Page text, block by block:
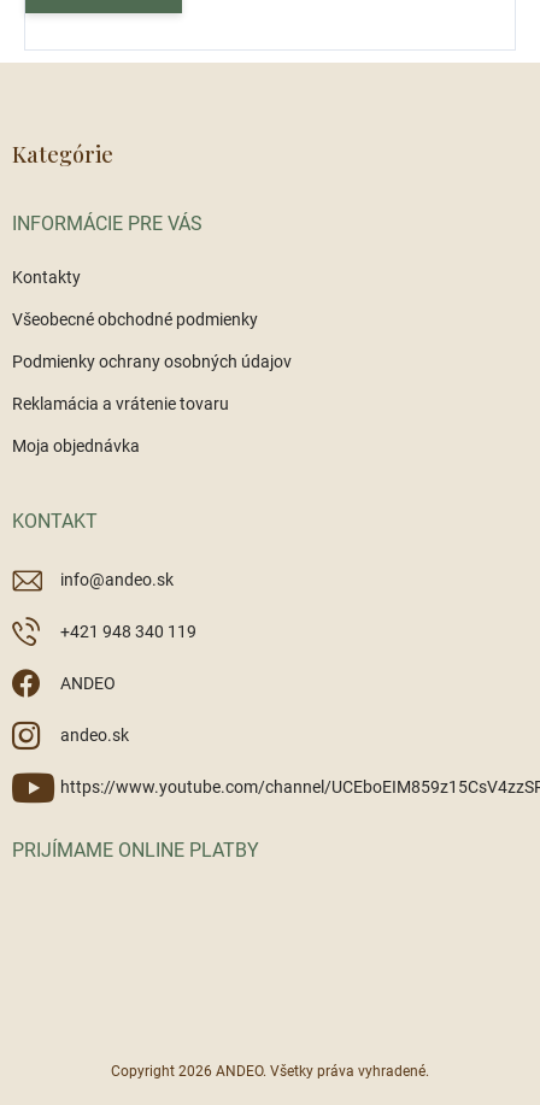
Kategórie
INFORMÁCIE PRE VÁS
Kontakty
Všeobecné obchodné podmienky
Podmienky ochrany osobných údajov
Reklamácia a vrátenie tovaru
Moja objednávka
KONTAKT
info@andeo.sk
+421 948 340 119
ANDEO
andeo.sk
https://www.youtube.com/channel/
PRIJÍMAME ONLINE PLATBY
Copyright 2026 ANDEO. Všetky práva vyhradené.